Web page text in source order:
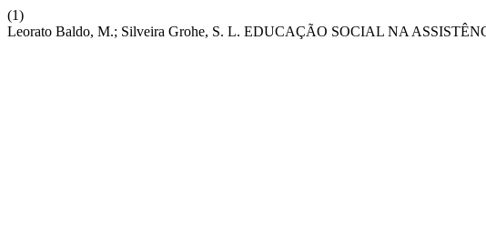
(1)
Leorato Baldo, M.; Silveira Grohe, S. L. EDUCAÇÃO SOCIAL NA